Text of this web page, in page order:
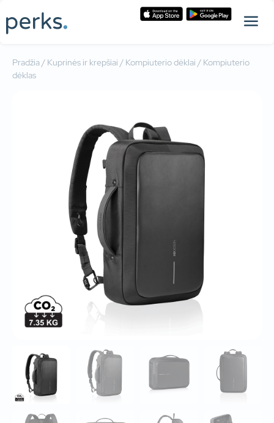
Pradžia/ Kuprinės ir krepšiai / Kompiuterio dėklai / Kompiuterio
dėklas